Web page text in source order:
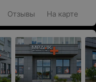
Отзывы На карте